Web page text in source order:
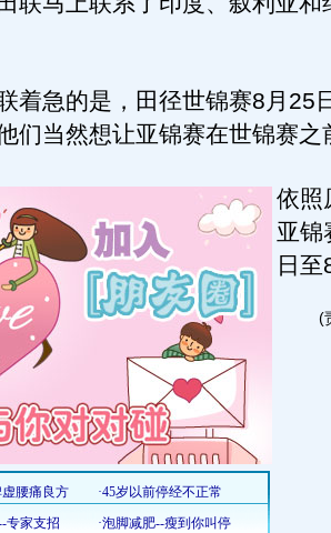
急的是，田径世锦赛8月25
们当然想让亚锦赛在世锦赛之
依照
亚锦
日
(